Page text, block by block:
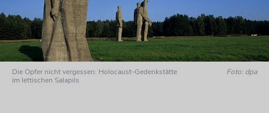
Die Opfer nicht vergessen: Holocaust-Gedenkstätte
im lettischen Salapils
Foto: dpa